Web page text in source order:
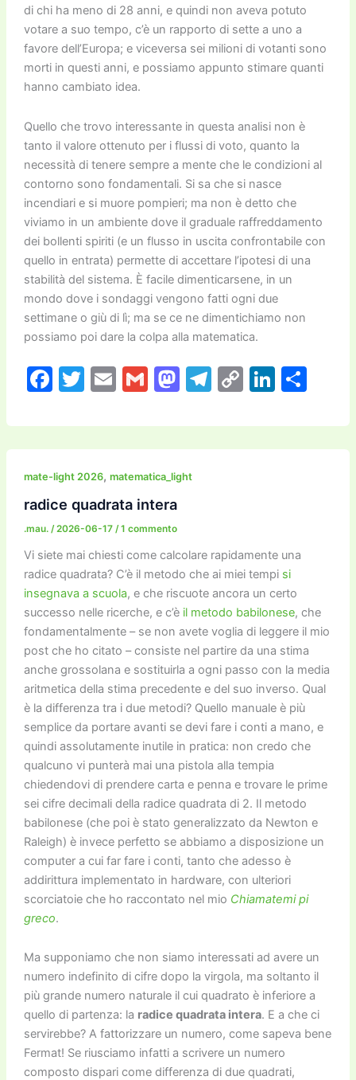
di chi ha meno di 28 anni, e quindi non aveva potuto
votare a suo tempo, c’è un rapporto di sette a uno a
favore dell’Europa; e viceversa sei milioni di votanti sono
morti in questi anni, e possiamo appunto stimare quanti
hanno cambiato idea.
Quello che trovo interessante in questa analisi non è
tanto il valore ottenuto per i flussi di voto, quanto la
necessità di tenere sempre a mente che le condizioni al
contorno sono fondamentali. Si sa che si nasce
incendiari e si muore pompieri; ma non è detto che
viviamo in un ambiente dove il graduale raffreddamento
dei bollenti spiriti (e un flusso in uscita confrontabile con
quello in entrata) permette di accettare l’ipotesi di una
stabilità del sistema. È facile dimenticarsene, in un
mondo dove i sondaggi vengono fatti ogni due
settimane o giù di lì; ma se ce ne dimentichiamo non
possiamo poi dare la colpa alla matematica.
F
c
e
b
o
o
k
T
itt
er
E
ai
l
G
ai
l
M
st
o
d
T
e
gr
C
p
y
Li
k
e
C
n
di
mate-light 2026, matematica_light
radice quadrata intera
.mau. /2026-06-17 /1 commento
Vi siete mai chiesti come calcolare rapidamente una
radice quadrata? C’è il metodo che ai miei tempi si
insegnava a scuola, e che riscuote ancora un certo
successo nelle ricerche, e c’è il metodo babilonese, che
fondamentalmente – se non avete voglia di leggere il mio
post che ho citato – consiste nel partire da una stima
anche grossolana e sostituirla a ogni passo con la media
aritmetica della stima precedente e del suo inverso. Qual
è la differenza tra i due metodi? Quello manuale è più
semplice da portare avanti se devi fare i conti a mano, e
quindi assolutamente inutile in pratica: non credo che
qualcuno vi punterà mai una pistola alla tempia
chiedendovi di prendere carta e penna e trovare le prime
sei cifre decimali della radice quadrata di 2. Il metodo
babilonese (che poi è stato generalizzato da Newton e
Raleigh) è invece perfetto se abbiamo a disposizione un
computer a cui far fare i conti, tanto che adesso è
addirittura implementato in hardware, con ulteriori
scorciatoie che ho raccontato nel mio Chiamatemi pi
greco.
Ma supponiamo che non siamo interessati ad avere un
numero indefinito di cifre dopo la virgola, ma soltanto il
più grande numero naturale il cui quadrato è inferiore a
quello di partenza: la radice quadrata intera. E a che ci
servirebbe? A fattorizzare un numero, come sapeva bene
Fermat! Se riusciamo infatti a scrivere un numero
composto dispari come differenza di due quadrati,